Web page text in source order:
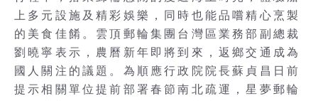
上多元設施及精彩娛樂，同時也能品嚐精心烹製
的美食佳餚。雲頂郵輪集團台灣區業務部副總裁
劉曉寧表示，農曆新年即將到來，返鄉交通成為
國人關注的議題。為順應行政院院長蘇貞昌日前
提示相關單位提前部署春節南北疏運，星夢郵輪